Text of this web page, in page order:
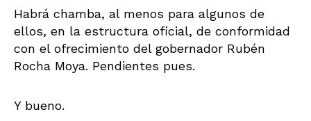
Habrá chamba, al menos para algunos de
ellos, en la estructura oficial, de conformidad
con el ofrecimiento del gobernador Rubén
Rocha Moya. Pendientes pues.
Y bueno.